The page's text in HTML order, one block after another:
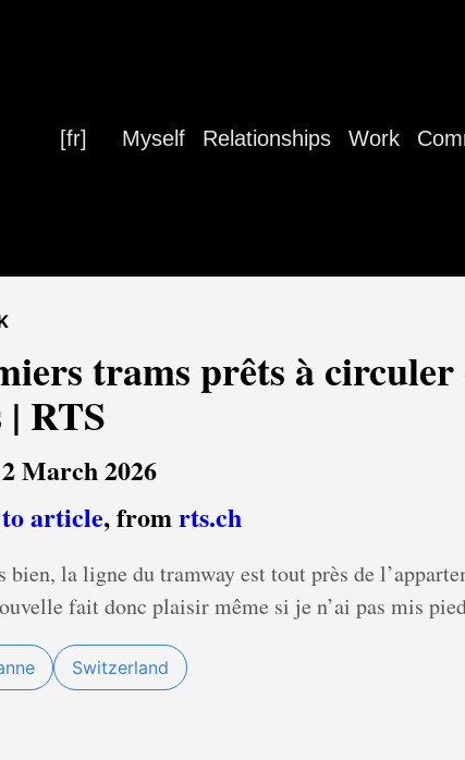
[fr] Myself Relationships Work
trams prêts à
| RTS
March 2026
article, fromrts.ch
bien, la ligne du tramway est tout près de
fait donc plaisir même si je n’ai pas mis
Switzerland